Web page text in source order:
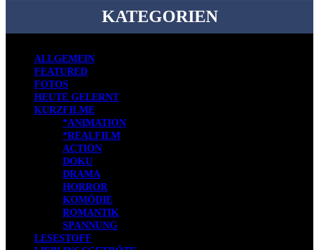
KATEGORIEN
ALLGEMEIN
FEATURED
FOTOS
HEUTE GELERNT
KURZFILME
*ANIMATION
*REALFILM
ACTION
DOKU
DRAMA
HORROR
KOMÖDIE
ROMANTIK
SPANNUNG
LESESTOFF